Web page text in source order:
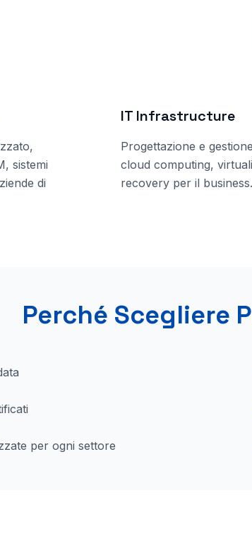
sistemi
di
IT Infrastructure
Progettazione e
cloud computing,
recovery per il business.
Perché Scegliere
per ogni settore